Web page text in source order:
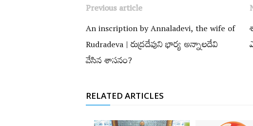
Previous article
An inscription by Annaladevi, the wife of
Rudradeva | రుద్రదేవుని భార్య అన్నాలదేవి
వేసిన శాసనం?
RELATED ARTICLES